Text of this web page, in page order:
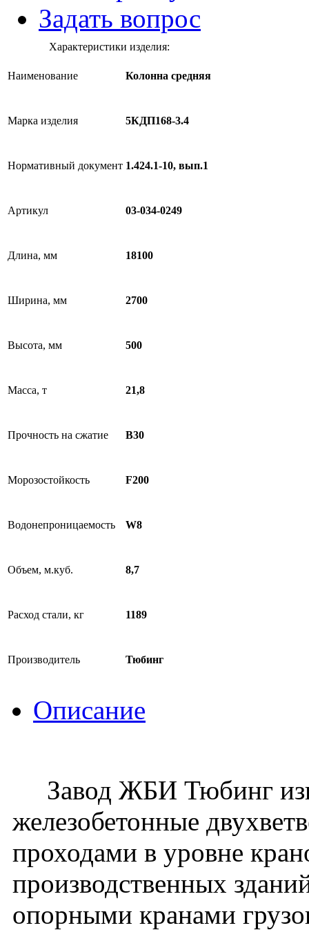
Задать вопрос
Характеристики изделия:
Наименование Колонна средняя
Марка изделия 5КДП168-3.4
Нормативный документ 1.424.1-10, вып.1
Артикул 03-034-0249
Длина, мм 18100
Ширина, мм 2700
Высота, мм 500
Масса, т 21,8
Прочность на сжатие B30
Морозостойкость F200
Водонепроницаемость W8
Объем, м.куб. 8,7
Расход стали, кг 1189
Производитель Тюбинг
Описание
Завод ЖБИ Тюбинг
железобетонные
проходами в уровне
производственных
опорными кранами